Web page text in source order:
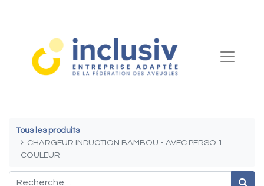
Tous les produits
CHARGEUR INDUCTION BAMBOU - AVEC PERSO 1
COULEUR